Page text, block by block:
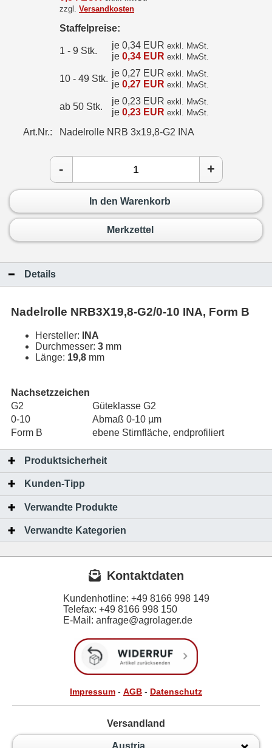
zzgl. Versandkosten
Staffelpreise:
1 - 9 Stk.
je 0,34 EUR exkl. MwSt.
je 0,34 EUR exkl. MwSt.
10 - 49 Stk.
je 0,27 EUR exkl. MwSt.
je 0,27 EUR exkl. MwSt.
ab 50 Stk.
je 0,23 EUR exkl. MwSt.
je 0,23 EUR exkl. MwSt.
Art.Nr.: Nadelrolle NRB 3x19,8-G2 INA
- +
In den Warenkorb
Merkzettel
Details
Nadelrolle NRB3X19,8-G2/0-10 INA, Form B
Hersteller:
INA
Durchmesser: 3 mm
Länge: 19,8 mm
Nachsetzzeichen
G2
Güteklasse G2
0-10
Abmaß 0-10 µm
Form B
ebene Stirnfläche, endprofiliert
Produktsicherheit
Kunden-Tipp
Verwandte Produkte
Verwandte Kategorien
Kontaktdaten
Kundenhotline: +49 8166 998 149
Telefax: +49 8166 998 150
E-Mail: anfrage@agrolager.de
Impressum - AGB - Datenschutz
Versandland
Austria